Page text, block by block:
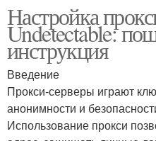
Настройка
Undetectable:
инструкция
Введение
Прокси-серверы играют
анонимности и
Использование прокси